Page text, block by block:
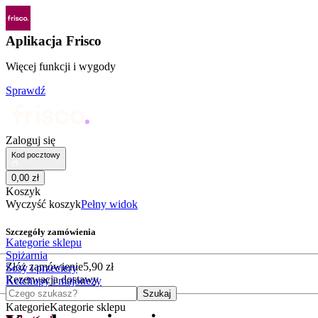
Aplikacja Frisco
Więcej funkcji i wygody
Sprawdź
Zaloguj się
Kod pocztowy
0,00 zł
Koszyk
Wyczyść koszykPełny widok
Szczegóły zamówienia
Złóż zamówienie5,90 zł
Rezerwacja dostawy
Czego szukasz?
Szukaj
KategorieKategorie sklepu
Kategorie sklepu
Spiżarnia
Sosy i przeciery
Ketchupy i majonezy